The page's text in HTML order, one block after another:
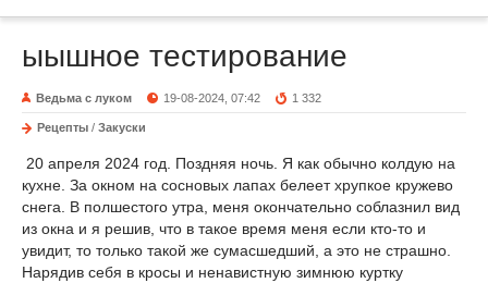
ыышное тестирование
Ведьма с луком 19-08-2024, 07:42 1 332
Рецепты / Закуски
20 апреля 2024 год. Поздняя ночь. Я как обычно колдую на
кухне. За окном на сосновых лапах белеет хрупкое кружево
снега. В полшестого утра, меня окончательно соблазнил вид
из окна и я решив, что в такое время меня если кто-то и
увидит, то только такой же сумасшедший, а это не страшно.
Нарядив себя в кросы и ненавистную зимнюю куртку